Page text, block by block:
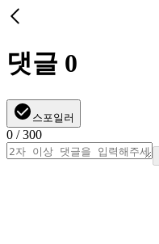
댓글 0
스포일러
0 / 300